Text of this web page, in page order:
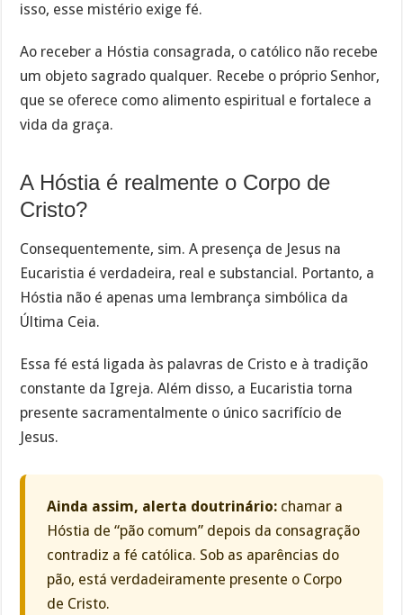
isso, esse mistério exige fé.
Ao receber a Hóstia consagrada, o católico não recebe
um objeto sagrado qualquer. Recebe o próprio Senhor,
que se oferece como alimento espiritual e fortalece a
vida da graça.
A Hóstia é realmente o Corpo de
Cristo?
Consequentemente, sim. A presença de Jesus na
Eucaristia é verdadeira, real e substancial. Portanto, a
Hóstia não é apenas uma lembrança simbólica da
Última Ceia.
Essa fé está ligada às palavras de Cristo e à tradição
constante da Igreja. Além disso, a Eucaristia torna
presente sacramentalmente o único sacrifício de
Jesus.
Ainda assim, alerta doutrinário: chamar a
Hóstia de “pão comum” depois da consagração
contradiz a fé católica. Sob as aparências do
pão, está verdadeiramente presente o Corpo
de Cristo.